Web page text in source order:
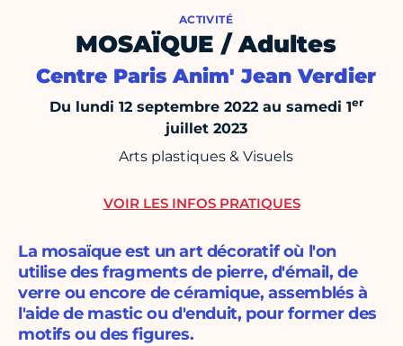
ACTIVITÉ
MOSAÏQUE / Adultes
Centre Paris Anim' Jean Verdier
Du lundi 12 septembre 2022 au samedi 1er
juillet 2023
Arts plastiques & Visuels
La mosaïque est un art décoratif où l'on
utilise des fragments de pierre, d'émail, de
verre ou encore de céramique, assemblés à
l'aide de mastic ou d'enduit, pour former des
motifs ou des figures.
VOIR LES INFOS PRATIQUES